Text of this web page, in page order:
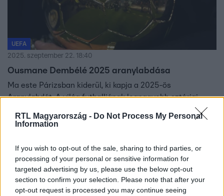
RTL Magyarország - Do Not Process My Personal
Information
If you wish to opt-out of the sale, sharing to third parties, or
processing of your personal or sensitive information for
targeted advertising by us, please use the below opt-out
section to confirm your selection. Please note that after your
opt-out request is processed you may continue seeing
UEFA
2025. szeptember 22. 18:40
Ousmane Dembélé 2025 aranylabdása
Ma este Párizsban kiderül, ki kapja a 2025-ös
Aranylabdát. A világ futballjának legnagyobb sztárjai
vonulnak fel a vörös szőnyegen, és együtt izgulhatunk,
hogy melyik játékos emelheti magasba a trófeát. A gálát
percre követheted a legfontosabb történéseket: a
bevonulástól a győztes kihirdetéséig.